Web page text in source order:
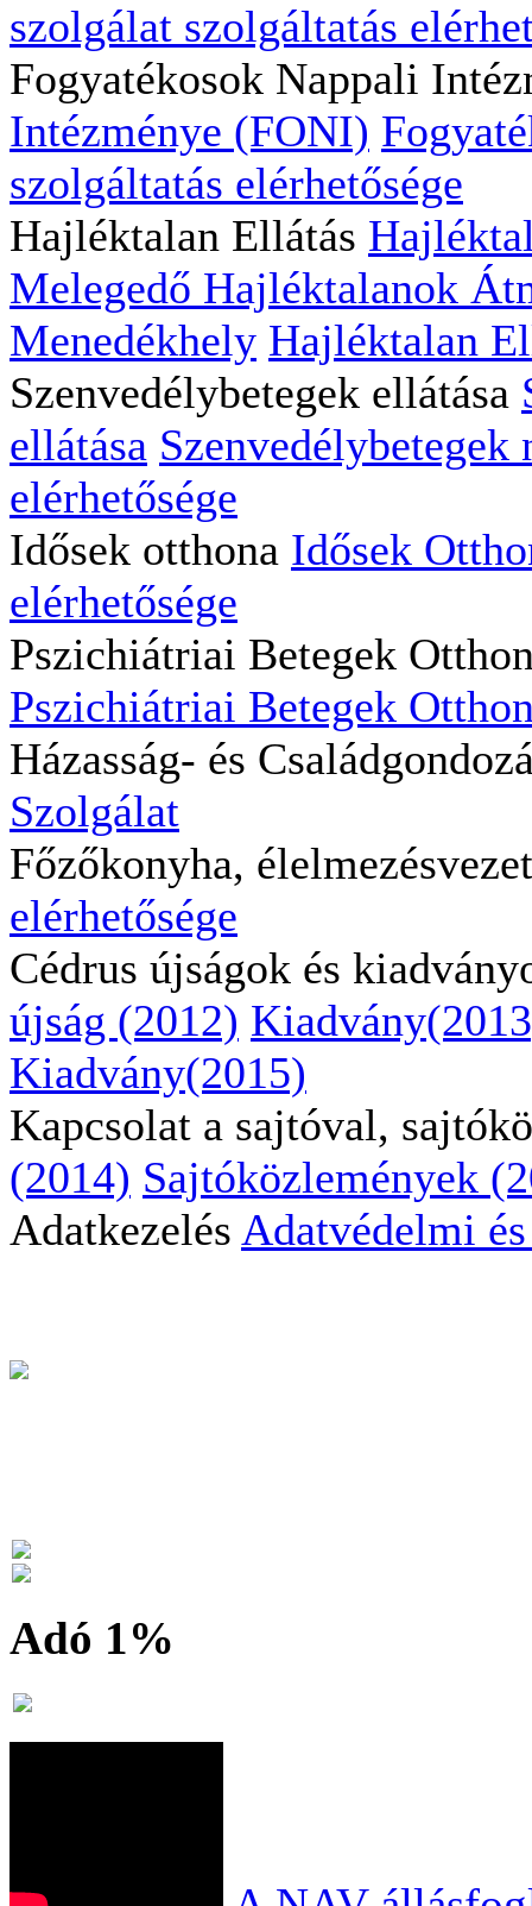
szolgálat szolgáltatás
Fogyatékosok Nappali
Intézménye (FONI)
szolgáltatás elérhetősége
Hajléktalan Ellátás
Melegedő Hajléktalanok
Menedékhely Hajléktalan
Szenvedélybetegek ellátása
ellátása Szenvedélybetegek
elérhetősége
Idősek otthona Idősek
elérhetősége
Pszichiátriai Betegek
Pszichiátriai Betegek
Házasság- és
Szolgálat
Főzőkonyha,
elérhetősége
Cédrus újságok és
újság (2012)
Kiadvány(2015)
Kapcsolat a sajtóval,
(2014) Sajtóközlemények
Adatkezelés Adatvédelmi
Adó 1%